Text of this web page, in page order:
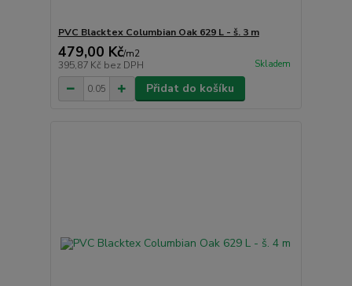
PVC Blacktex Columbian Oak 629 L - š. 3 m
479,00 Kč/m2
395,87 Kč bez DPH Skladem
Přidat do košíku